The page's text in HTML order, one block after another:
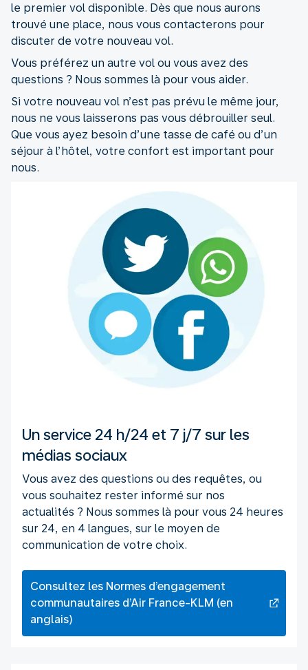
le premier vol disponible. Dès que nous aurons
trouvé une place, nous vous contacterons pour
discuter de votre nouveau vol.
Vous préférez un autre vol ou vous avez des
questions ? Nous sommes là pour vous aider.
Si votre nouveau vol n’est pas prévu le même jour,
nous ne vous laisserons pas vous débrouiller seul.
Que vous ayez besoin d’une tasse de café ou d’un
séjour à l’hôtel, votre confort est important pour
nous.
Un service 24 h/24 et 7 j/7 sur les
médias sociaux
Vous avez des questions ou des requêtes, ou
vous souhaitez rester informé sur nos
actualités ? Nous sommes là pour vous 24 heures
sur 24, en 4 langues, sur le moyen de
communication de votre choix.
Consultez les Normes d’engagement
communautaires d’Air France-KLM (en
anglais)